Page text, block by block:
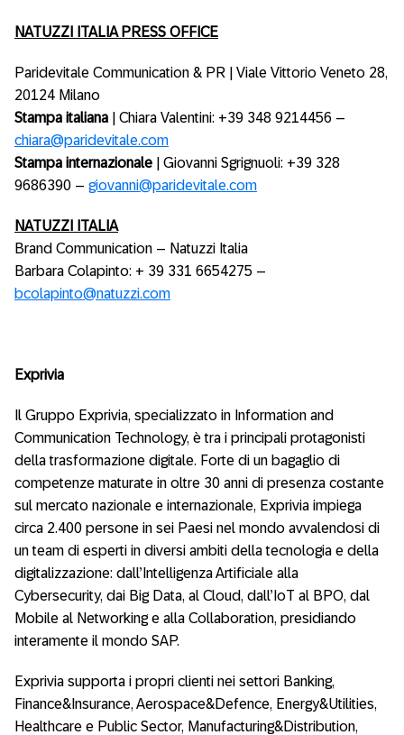
NATUZZI ITALIA PRESS OFFICE
Paridevitale Communication & PR | Viale Vittorio Veneto 28,
20124 Milano
Stampa italiana | Chiara Valentini: +39 348 9214456 –
chiara@paridevitale.com
Stampa internazionale | Giovanni Sgrignuoli: +39 328
9686390 – giovanni@paridevitale.com
NATUZZI ITALIA
Brand Communication – Natuzzi Italia
Barbara Colapinto: + 39 331 6654275 –
bcolapinto@natuzzi.com
Exprivia
Il Gruppo Exprivia, specializzato in Information and
Communication Technology, è tra i principali protagonisti
della trasformazione digitale. Forte di un bagaglio di
competenze maturate in oltre 30 anni di presenza costante
sul mercato nazionale e internazionale, Exprivia impiega
circa 2.400 persone in sei Paesi nel mondo avvalendosi di
un team di esperti in diversi ambiti della tecnologia e della
digitalizzazione: dall’Intelligenza Artificiale alla
Cybersecurity, dai Big Data, al Cloud, dall’IoT al BPO, dal
Mobile al Networking e alla Collaboration, presidiando
interamente il mondo SAP.
Exprivia supporta i propri clienti nei settori Banking,
Finance&Insurance, Aerospace&Defence, Energy&Utilities,
Healthcare e Public Sector, Manufacturing&Distribution,